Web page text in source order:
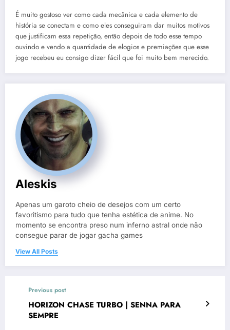
É muito gostoso ver como cada mecânica e cada elemento de
história se conectam e como eles conseguiram dar muitos motivos
que justificam essa repetição, então depois de todo esse tempo
ouvindo e vendo a quantidade de elogios e premiações que esse
jogo recebeu eu consigo dizer fácil que foi muito bem merecido.
Aleskis
Apenas um garoto cheio de desejos com um certo
favoritismo para tudo que tenha estética de anime. No
momento se encontra preso num inferno astral onde não
consegue parar de jogar gacha games
View All Posts
Previous post
HORIZON CHASE TURBO | SENNA PARA
SEMPRE